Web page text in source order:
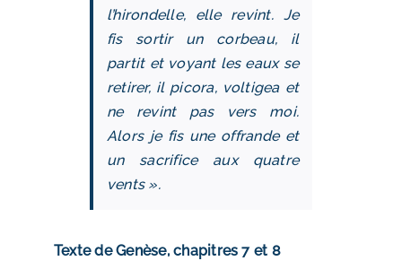
l’hirondelle, elle revint. Je
fis sortir un corbeau, il
partit et voyant les eaux se
retirer, il picora, voltigea et
ne revint pas vers moi.
Alors je fis une offrande et
un sacrifice aux quatre
vents ».
Texte de Genèse, chapitres 7 et 8